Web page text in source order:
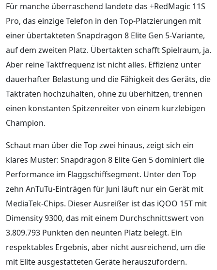
Für manche überraschend landete das +RedMagic 11S
Pro, das einzige Telefon in den Top-Platzierungen mit
einer übertakteten Snapdragon 8 Elite Gen 5-Variante,
auf dem zweiten Platz. Übertakten schafft Spielraum, ja.
Aber reine Taktfrequenz ist nicht alles. Effizienz unter
dauerhafter Belastung und die Fähigkeit des Geräts, die
Taktraten hochzuhalten, ohne zu überhitzen, trennen
einen konstanten Spitzenreiter von einem kurzlebigen
Champion.
Schaut man über die Top zwei hinaus, zeigt sich ein
klares Muster: Snapdragon 8 Elite Gen 5 dominiert die
Performance im Flaggschiffsegment. Unter den Top
zehn AnTuTu-Einträgen für Juni läuft nur ein Gerät mit
MediaTek-Chips. Dieser Ausreißer ist das iQOO 15T mit
Dimensity 9300, das mit einem Durchschnittswert von
3.809.793 Punkten den neunten Platz belegt. Ein
respektables Ergebnis, aber nicht ausreichend, um die
mit Elite ausgestatteten Geräte herauszufordern.